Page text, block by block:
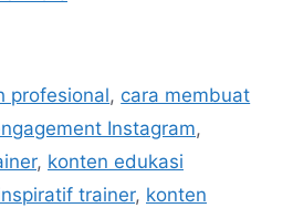
profesional, cara membuat
Instagram,
, konten edukasi
trainer, konten